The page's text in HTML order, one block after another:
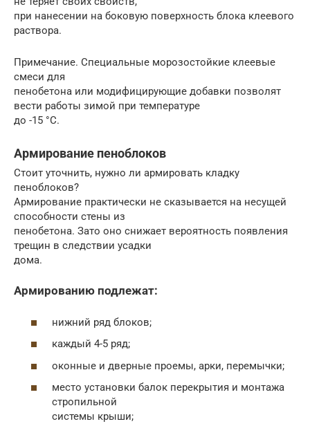
при нанесении на боковую поверхность блока клеевого
раствора.
Примечание. Специальные морозостойкие клеевые
смеси для
пенобетона или модифицирующие добавки позволят
вести работы зимой при температуре
до -15 °С.
Армирование пеноблоков
Стоит уточнить, нужно ли армировать кладку
пеноблоков?
Армирование практически не сказывается на несущей
способности стены из
пенобетона. Зато оно снижает вероятность появления
трещин в следствии усадки
дома.
Армированию подлежат:
нижний ряд блоков;
каждый 4-5 ряд;
оконные и дверные проемы, арки, перемычки;
место установки балок перекрытия и монтажа
стропильной
системы крыши;